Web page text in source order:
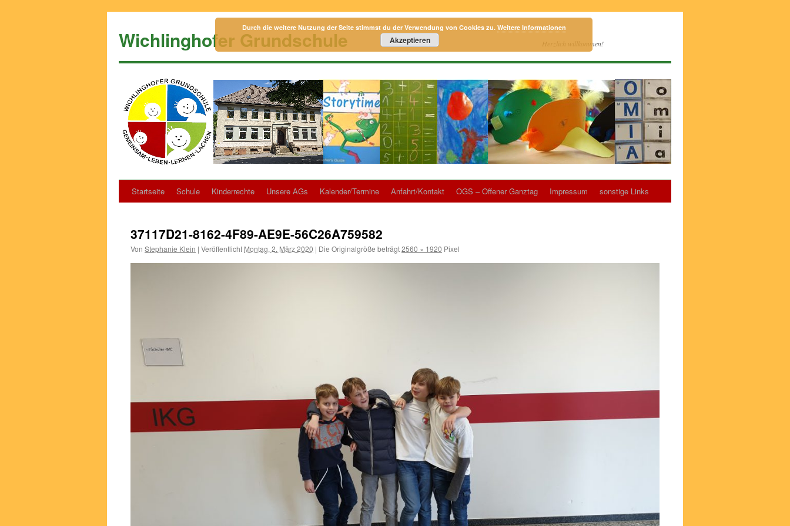
springen
Wichlinghofer Grundschule Herzlich willkommen!
Startseite Schule Kinderrechte Unsere AGs Kalender/Termine Anfahrt/Kontakt OGS – Offener Ganztag Impressum sonstige Links
37117D21-8162-4F89-AE9E-56C26A759582
Von Stephanie Klein | Veröffentlicht Montag, 2. März 2020 | Die Originalgröße beträgt2560 × 1920 Pixel
Durch die weitere Nutzung der Seite stimmst du der Verwendung von Cookies zu. Weitere Informationen
Akzeptieren